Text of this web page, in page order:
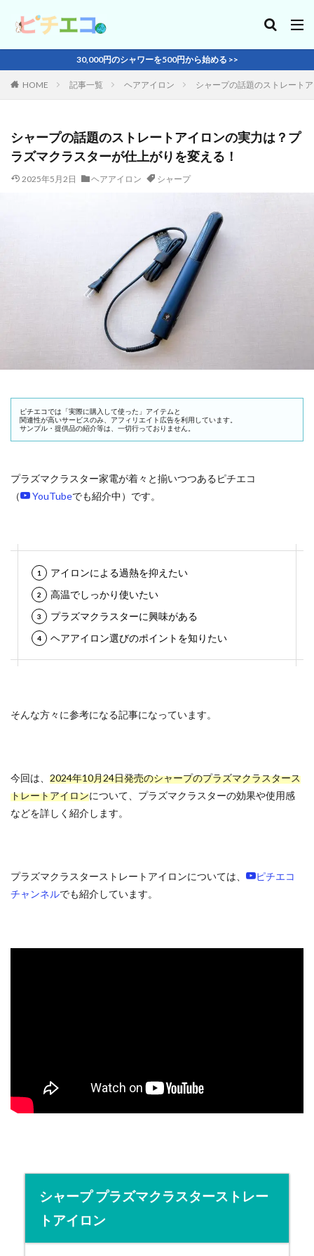
30,000円のシャワーを500円から始める >>
HOME 記事一覧 ヘアアイロン シャープの話題のストレート
シャープの話題のストレートアイロンの実力は？プ
ラズマクラスターが仕上がりを変える！
2025年5月2日 ヘアアイロン シャープ
ピチエコでは「実際に購入して使った」アイテムと
関連性が高いサービスのみ、アフィリエイト広告を利用しています。
サンプル・提供品の紹介等は、一切行っておりません。
プラズマクラスター家電が着々と揃いつつあるピチエコ
（
YouTubeでも紹介中）です。
アイロンによる過熱を抑えたい
高温でしっかり使いたい
プラズマクラスターに興味がある
ヘアアイロン選びのポイントを知りたい
そんな方々に参考になる記事になっています。
今回は、 2024年10月24日発売のシャープのプラズマクラスタース
トレートアイロンについて、プラズマクラスターの効果や使用感
などを詳しく紹介します。
プラズマクラスターストレートアイロンについては、
ピチエコ
チャンネルでも紹介しています。
シャープ プラズマクラスターストレー
トアイロン